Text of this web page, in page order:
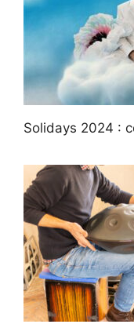
Solidays 2024 :